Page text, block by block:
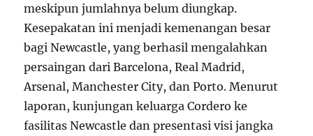
meskipun jumlahnya belum diungkap.
Kesepakatan ini menjadi kemenangan besar
bagi Newcastle, yang berhasil mengalahkan
persaingan dari Barcelona, Real Madrid,
Arsenal, Manchester City, dan Porto. Menurut
laporan, kunjungan keluarga Cordero ke
fasilitas Newcastle dan presentasi visi jangka